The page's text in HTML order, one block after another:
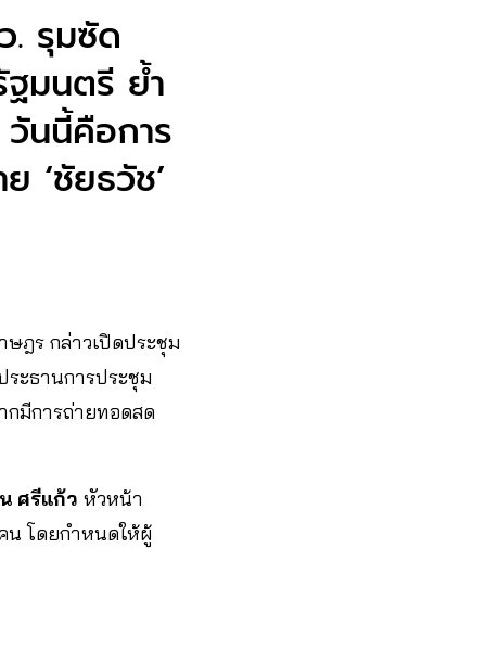
. รุมซัด
มนตรี ย้ำ
นนี้คือการ
‘ชัยธวัช’
ฎร กล่าวเปิดประชุม
ระธานการประชุม
กมีการถ่ายทอดสด
ศรีแก้ว หัวหน้า
น โดยกำหนดให้ผู้